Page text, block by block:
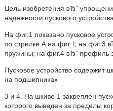
Цель изобретения вЂ”
надежности пускового устройства.
На фиг.1 показано пусковое
по стрелке А на фиг. l; на фиг.3
пружины; на фиг.4 вЂ” профиль
Пусковое устройство содержит
на подшипниках
3 и 4. На шкиве 1 закреплен
которого выведен за пределы